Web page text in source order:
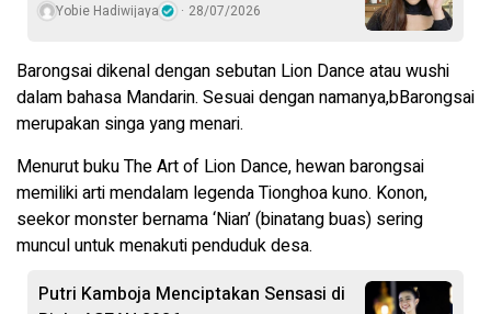
Yobie Hadiwijaya 28/07/2026
Barongsai dikenal dengan sebutan Lion Dance atau wushi
dalam bahasa Mandarin. Sesuai dengan namanya,bBarongsai
merupakan singa yang menari.
Menurut buku The Art of Lion Dance, hewan barongsai
memiliki arti mendalam legenda Tionghoa kuno. Konon,
seekor monster bernama ‘Nian’ (binatang buas) sering
muncul untuk menakuti penduduk desa.
Putri Kamboja Menciptakan Sensasi di